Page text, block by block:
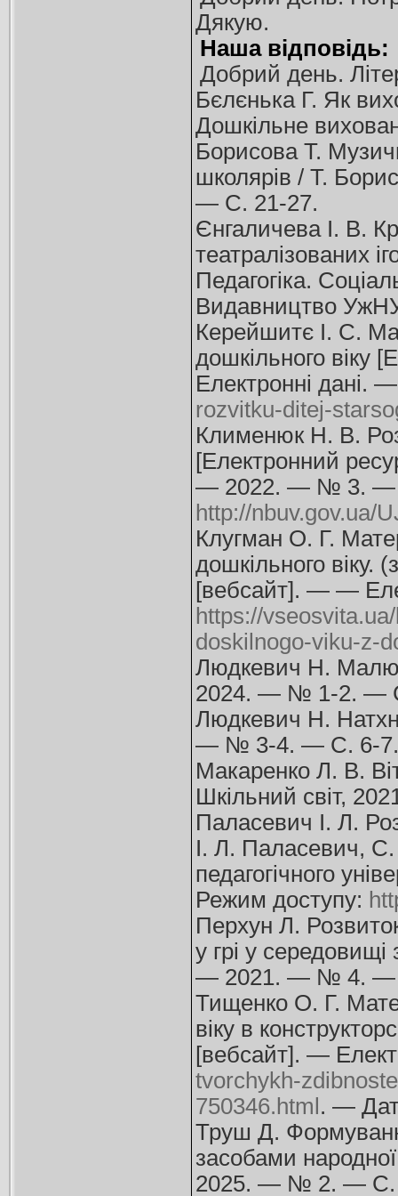
Дякую.
Наша відповідь:
Добрий день.
Бєлєнька Г. Як
Дошкільне
Борисова Т.
школярів / Т.
— С. 21-27.
Єнгаличева І. В.
театралізованих
Педагогіка.
Видавництво
Керейшитє І. С.
дошкільного віку
Електронні дані.
rozvitku-ditej-
Клименюк Н. В.
[Електронний
— 2022. — № 3. —
http://nbuv.gov.ua/
Клугман О. Г.
дошкільного віку.
[вебсайт]. — —
https://
doskilnogo-viku-z-
Людкевич Н.
2024. — № 1-2. —
Людкевич Н.
— № 3-4. — С. 6-7.
Макаренко Л. В.
Шкільний світ,
Паласевич І. Л.
І. Л. Паласевич, С.
педагогічного
Режим доступу:
Перхун Л. Розвиток
у грі у
— 2021. — № 4. —
Тищенко О. Г.
віку в
[вебсайт]. —
tvorchykh-
750346.html . —
Труш Д.
засобами
2025. — № 2. — С.